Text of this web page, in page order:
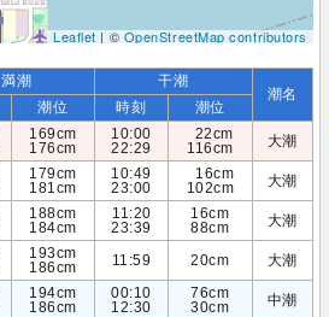
Leaflet| ©OpenStreetMap contributors
満潮 干潮
潮名
潮位 時刻
潮位
169cm
176cm
10:00
22:29
22cm
116cm
大潮
179cm
181cm
10:49
23:00
16cm
102cm
大潮
188cm
184cm
11:20
23:39
16cm
88cm
大潮
193cm
186cm
11:59 20cm 大潮
194cm
186cm
00:10
12:30
76cm
30cm
中潮